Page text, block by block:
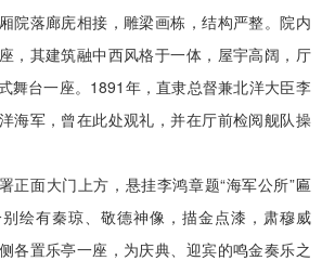
院落廊庑相接，雕梁画栋，结构严整。院内
，其建筑融中西风格于一体，屋宇高阔，厅
舞台一座。1891年，直隶总督兼北洋大臣李
海军，曾在此处观礼，并在厅前检阅舰队操
正面大门上方，悬挂李鸿章题“海军公所”匾
绘有秦琼、敬德神像，描金点漆，肃穆威
各置乐亭一座，为庆典、迎宾的鸣金奏乐之